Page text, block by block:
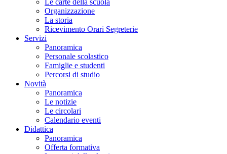
Le carte della scuola
Organizzazione
La storia
Ricevimento Orari Segreterie
Servizi
Panoramica
Personale scolastico
Famiglie e studenti
Percorsi di studio
Novità
Panoramica
Le notizie
Le circolari
Calendario eventi
Didattica
Panoramica
Offerta formativa